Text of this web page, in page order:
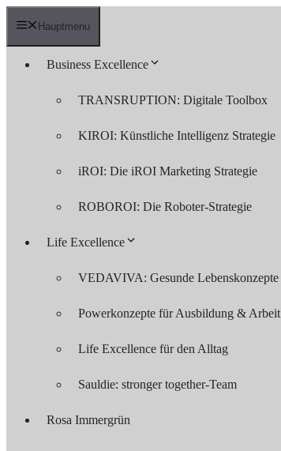
Zum
Inhalt Hauptmenu
Business Excellence
TRANSRUPTION: Digitale Toolbox
KIROI: Künstliche Intelligenz Strategie
iROI: Die iROI Marketing Strategie
ROBOROI: Die Roboter-Strategie
Life Excellence
VEDAVIVA: Gesunde Lebenskonzepte
Powerkonzepte für Ausbildung & Arbeit
Life Excellence für den Alltag
Sauldie: stronger together-Team
Rosa Immergrün